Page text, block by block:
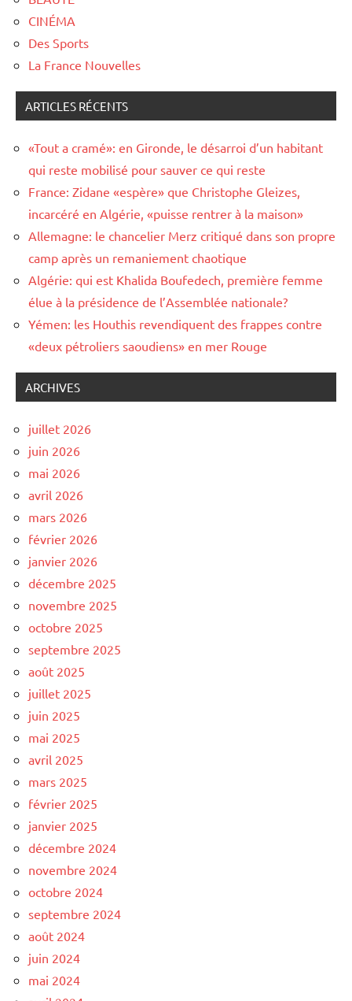
CINÉMA
Des Sports
La France Nouvelles
ARTICLES RÉCENTS
«Tout a cramé»: en Gironde, le désarroi d’un habitant
qui reste mobilisé pour sauver ce qui reste
France: Zidane «espère» que Christophe Gleizes,
incarcéré en Algérie, «puisse rentrer à la maison»
Allemagne: le chancelier Merz critiqué dans son propre
camp après un remaniement chaotique
Algérie: qui est Khalida Boufedech, première femme
élue à la présidence de l’Assemblée nationale?
Yémen: les Houthis revendiquent des frappes contre
«deux pétroliers saoudiens» en mer Rouge
ARCHIVES
juillet 2026
juin 2026
mai 2026
avril 2026
mars 2026
février 2026
janvier 2026
décembre 2025
novembre 2025
octobre 2025
septembre 2025
août 2025
juillet 2025
juin 2025
mai 2025
avril 2025
mars 2025
février 2025
janvier 2025
décembre 2024
novembre 2024
octobre 2024
septembre 2024
août 2024
juin 2024
mai 2024